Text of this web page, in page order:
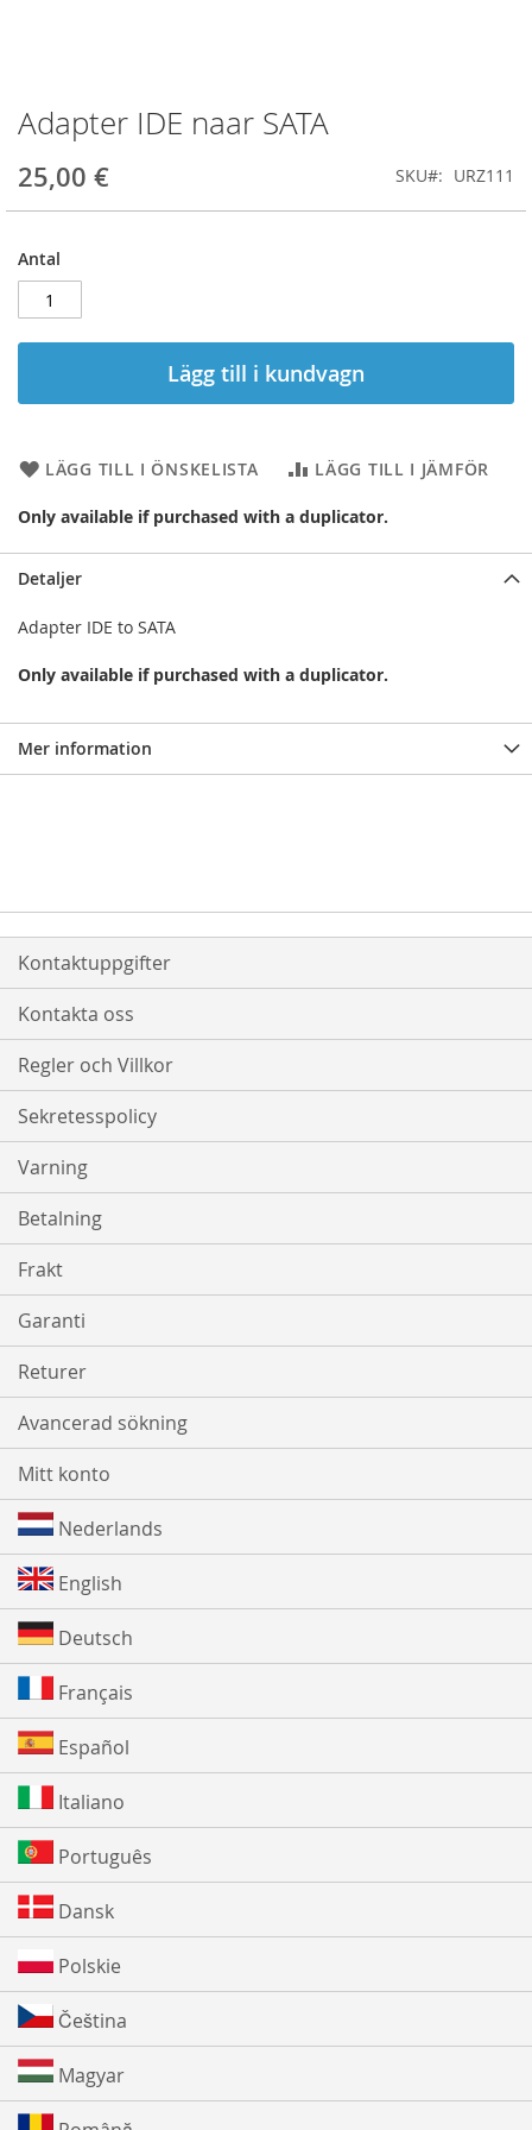
Adapter IDE naar SATA
25,00 € SKU URZ111
Antal
Lägg till i kundvagn
LÄGG TILL I ÖNSKELISTA LÄGG TILL I JÄMFÖR
Only available if purchased with a duplicator.
Hoppa
till
början
av
bildgalleriet
Detaljer
Adapter IDE to SATA
Only available if purchased with a duplicator.
Mer information
Kontaktuppgifter
Kontakta oss
Regler och Villkor
Sekretesspolicy
Varning
Betalning
Frakt
Garanti
Returer
Avancerad sökning
Mitt konto
Nederlands
English
Deutsch
Français
Español
Italiano
Português
Dansk
Polskie
Čeština
Magyar